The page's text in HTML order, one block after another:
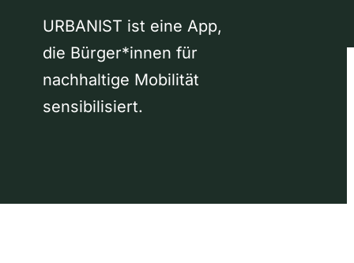
URBANIST ist eine App,
die Bürger*innen für
nachhaltige Mobilität
sensibilisiert.